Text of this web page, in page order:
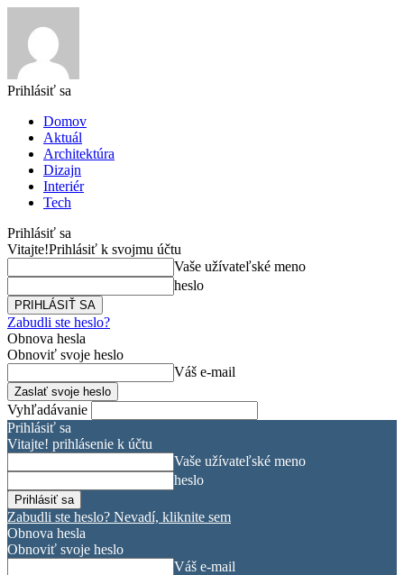
Prihlásiť sa
Domov
Aktuál
Architektúra
Dizajn
Interiér
Tech
Prihlásiť sa
Vitajte!Prihlásiť k svojmu účtu
Vaše užívateľské meno
heslo
Zabudli ste heslo?
Obnova hesla
Obnoviť svoje heslo
Váš e-mail
Vyhľadávanie
Prihlásiť sa
Vitajte! prihlásenie k účtu
Vaše užívateľské meno
heslo
Zabudli ste heslo? Nevadí, kliknite sem
Obnova hesla
Obnoviť svoje heslo
Váš e-mail